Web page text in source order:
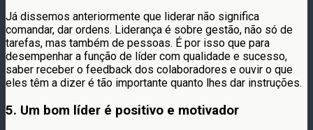
Já dissemos anteriormente que liderar não significa
comandar, dar ordens. Liderança é sobre gestão, não só de
tarefas, mas também de pessoas. É por isso que para
desempenhar a função de líder com qualidade e sucesso,
saber receber o feedback dos colaboradores e ouvir o que
eles têm a dizer é tão importante quanto lhes dar instruções.
5. Um bom líder é positivo e motivador